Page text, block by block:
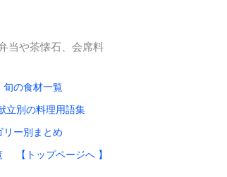
当や茶懐石、会席料
旬の食材一覧
立別の料理用語集
リー別まとめ
【トップページへ 】